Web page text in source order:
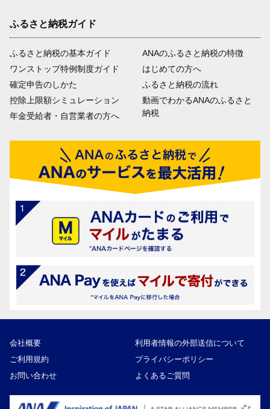
ふるさと納税ガイド
ふるさと納税の基本ガイド
ワンストップ特例制度ガイド
確定申告のしかた
控除上限額シミュレーション
年金受給者・自営業者の方へ
ANAのふるさと納税の特徴
はじめての方へ
ふるさと納税の流れ
動画でわかるANAのふるさと
納税
会社概要
利用者情報の外部送信について
ご利用規約
プライバシーポリシー
お問い合わせ
よくあるご質問